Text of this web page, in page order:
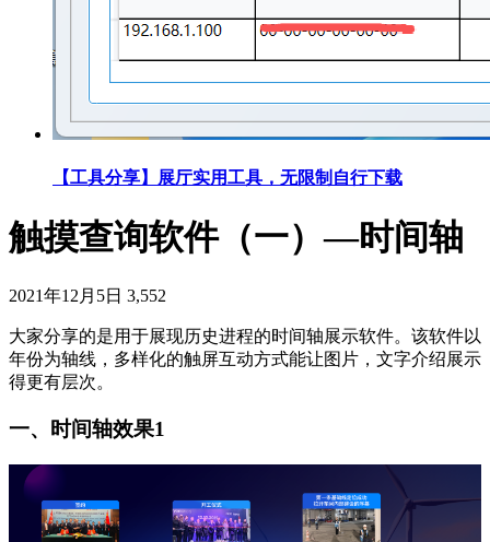
【工具分享】展厅实用工具，无限制自行下载
触摸查询软件（一）—时间轴
2021年12月5日 3,552
大家分享的是用于展现历史进程的时间轴展示软件。该软件以
年份为轴线，多样化的触屏互动方式能让图片，文字介绍展示
得更有层次。
一、时间轴效果1